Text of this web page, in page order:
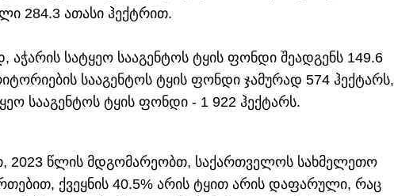
284.3 ათასი ჰექტრით.
აჭარის სატყეო სააგენტოს ტყის ფონდი შეადგენს 149.6
სააგენტოს ტყის ფონდი ჯამურად 574 ჰექტარს,
სააგენტოს ტყის ფონდი - 1 922 ჰექტარს.
2023 წლის მდგომარეობთ, საქართველოს სახმელეთო
ქვეყნის 40.5% არის ტყით არის დაფარული, რაც